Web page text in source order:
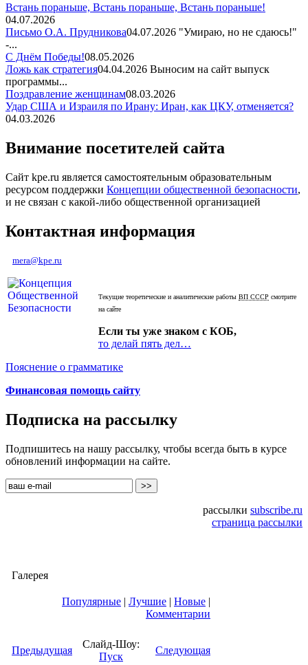
Встань пораньше, Встань пораньше, Встань пораньше!
04.07.2026
Письмо О.А. Прудникова04.07.2026 "Умираю, но не сдаюсь!"
-...
С Днём Победы!08.05.2026
Ложь как стратегия04.04.2026 Выносим на сайт выпуск
программы...
Поздравление женщинам08.03.2026
Удар США и Израиля по Ирану: Иран, как ЦКУ, отменяется?
04.03.2026
Внимание посетителей сайта
Сайт kpe.ru является самостоятельным образовательным
ресурсом поддержки Концепции общественной безопасности,
и не связан с какой-либо общественной организацией
Контактная информация
mera@kpe.ru
Текущие теоретические и аналитические работы ВП СССР смотрите
на сайте
Если ты уже знаком с КОБ,
то делай пять дел…
Пояснение о грамматике
Финансовая помощь сайту
Подписка на рассылку
Подпишитесь на нашу рассылку, чтобы всегда быть в курсе
обновлений информации на сайте.
рассылки subscribe.ru
страница рассылки
Галерея
Популярные | Лучшие | Новые |
Комментарии
Предыдущая
Слайд-Шоу:
Пуск
Следующая